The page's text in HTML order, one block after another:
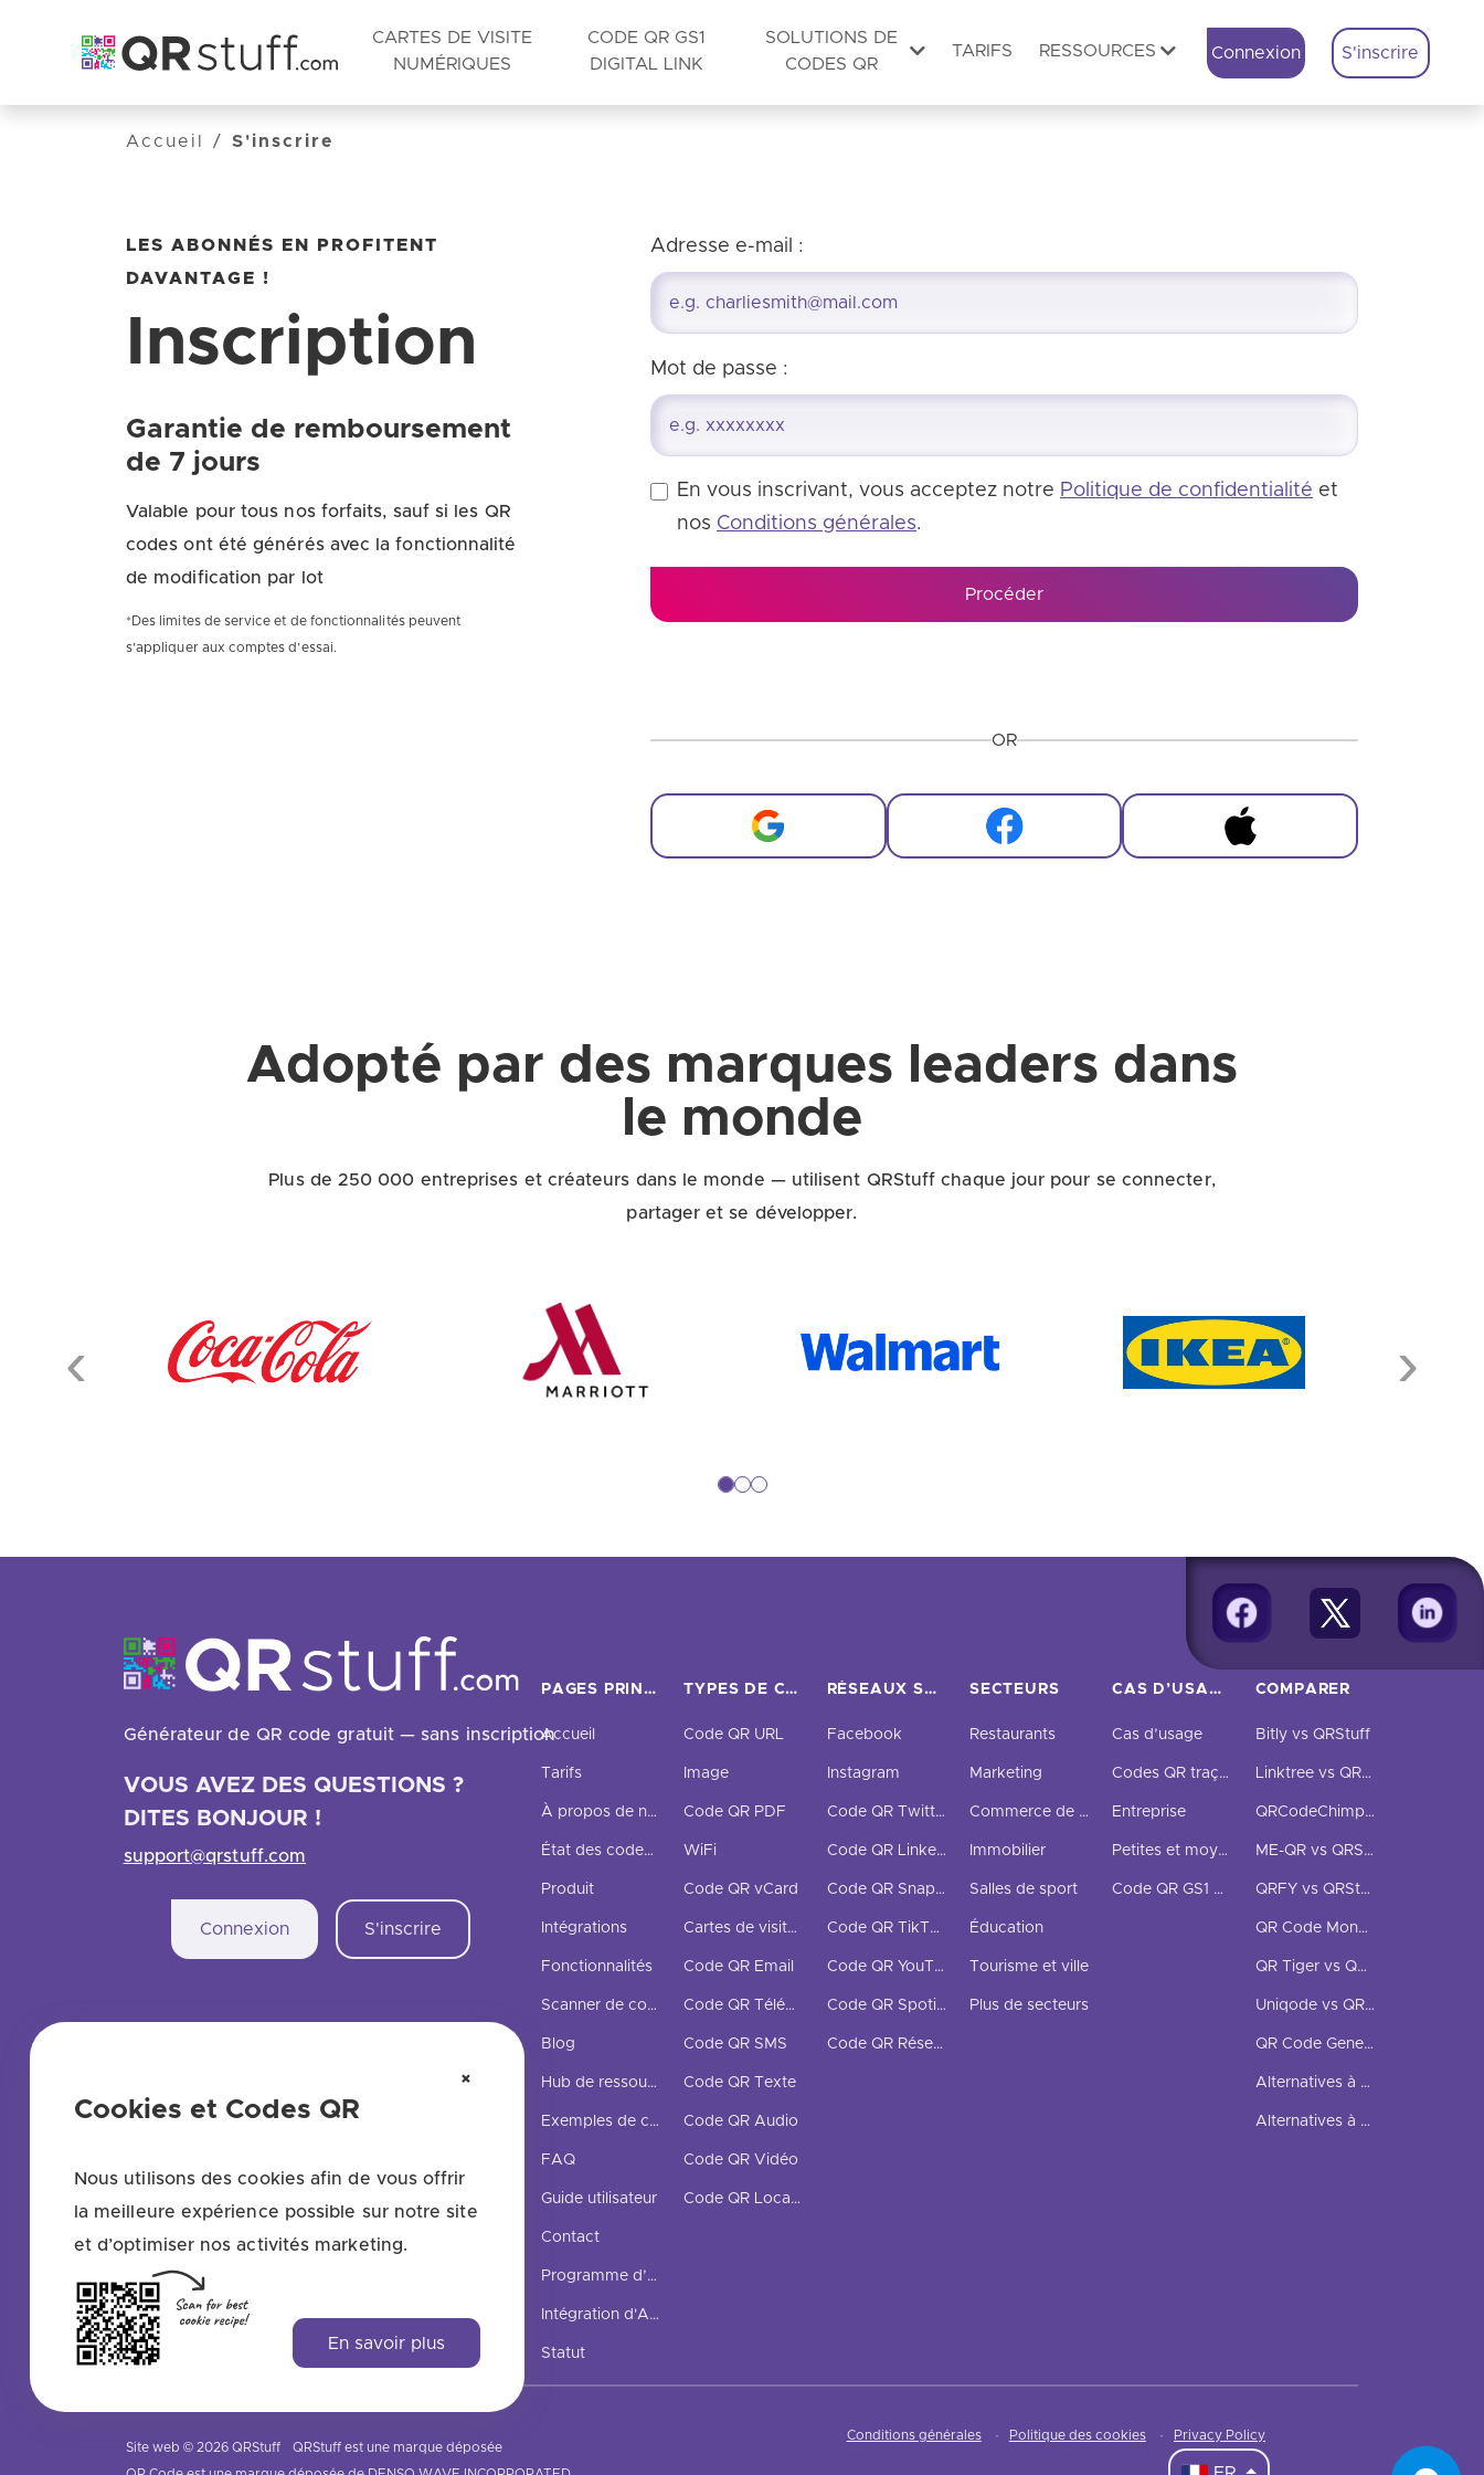
CARTES DE VISITE
NUMÉRIQUES
CODE QR GS1
DIGITAL LINK
SOLUTIONS DE
CODES QR
TARIFS RESSOURCES Connexion S'inscrire
Accueil / S'inscrire
LES ABONNÉS EN PROFITENT
DAVANTAGE !
Inscription
Garantie de remboursement
de 7 jours
Valable pour tous nos forfaits, sauf si les QR
codes ont été générés avec la fonctionnalité
de modification par lot
*Des limites de service et de fonctionnalités peuvent
s’appliquer aux comptes d’essai.
Adresse e-mail :
Mot de passe :
En vous inscrivant, vous acceptez notre Politique de confidentialité et
nos Conditions générales.
Procéder
OR
Adopté par des marques leaders dans
le monde
Plus de 250 000 entreprises et créateurs dans le monde — utilisent QRStuff chaque jour pour se connecter,
partager et se développer.
Previous Next
Générateur de QR code gratuit — sans inscription
VOUS AVEZ DES QUESTIONS ?
DITES BONJOUR !
support@qrstuff.com
Connexion S'inscrire
PAGES PRINCIPALES
Accueil
Tarifs
À propos de nous
État des codes QR
Produit
Intégrations
Fonctionnalités
Scanner de code QR
Blog
Hub de ressources
Exemples de codes QR
FAQ
Guide utilisateur
Contact
Programme d’affiliation
Intégration d'API
Statut
TYPES DE CODES QR
Code QR URL
Image
Code QR PDF
WiFi
Code QR vCard
Cartes de visite numériques
Code QR Email
Code QR Téléphone
Code QR SMS
Code QR Texte
Code QR Audio
Code QR Vidéo
Code QR Localisation
RÉSEAUX SOCIAUX
Facebook
Instagram
Code QR Twitter
Code QR LinkedIn
Code QR Snapchat
Code QR TikTok
Code QR YouTube
Code QR Spotify
Code QR Réseaux Sociaux
SECTEURS
Restaurants
Marketing
Commerce de détail
Immobilier
Salles de sport
Éducation
Tourisme et ville
Plus de secteurs
CAS D’USAGE ET ENTREPRISES
Cas d’usage
Codes QR traçables
Entreprise
Petites et moyennes entreprises
Code QR GS1 Digital Link
COMPARER
Bitly vs QRStuff
Linktree vs QRStuff
QRCodeChimp vs QRStuff
ME-QR vs QRStuff
QRFY vs QRStuff
QR Code Monkey vs QRStuff
QR Tiger vs QRStuff
Uniqode vs QRStuff
QR Code Generator vs QRStuff
Alternatives à Bitly
Alternatives à Linktree
Site web © 2026 QRStuff
QRStuff est une marque déposée
Conditions générales · Politique des cookies · Privacy Policy
×
Cookies et Codes QR
Nous utilisons des cookies afin de vous offrir
la meilleure expérience possible sur notre site
et d’optimiser nos activités marketing.
En savoir plus